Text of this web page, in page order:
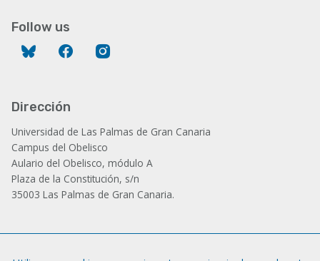
Follow us
Bluesky Facebook
Dirección
Universidad de Las Palmas de Gran Canaria
Campus del Obelisco
Aulario del Obelisco, módulo A
Plaza de la Constitución, s/n
35003 Las Palmas de Gran Canaria.